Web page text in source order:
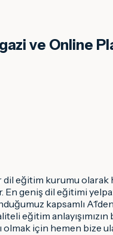
ve Online
dil eğitim kurumu
En geniş dil eğitimi
kapsamlı
eğitim
olmak için hemen bize